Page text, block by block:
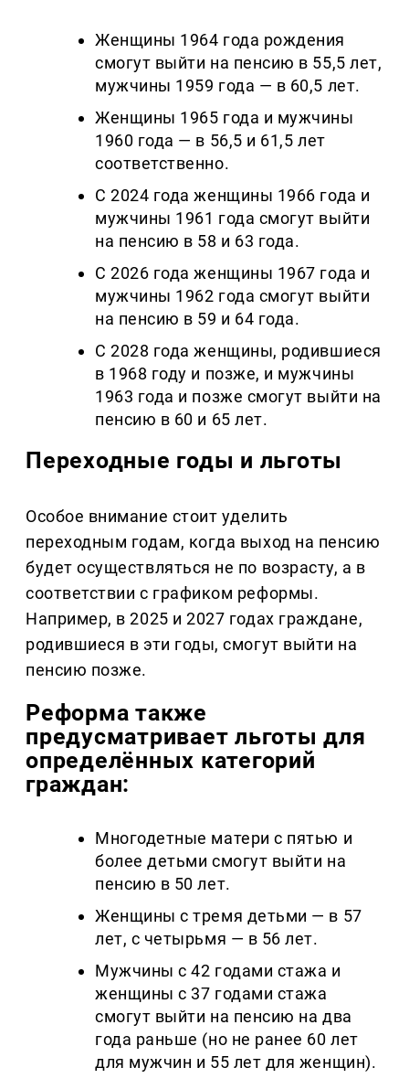
Женщины 1964 года рождения
смогут выйти на пенсию в 55,5 лет,
мужчины 1959 года — в 60,5 лет.
Женщины 1965 года и мужчины
1960 года — в 56,5 и 61,5 лет
соответственно.
С 2024 года женщины 1966 года и
мужчины 1961 года смогут выйти
на пенсию в 58 и 63 года.
С 2026 года женщины 1967 года и
мужчины 1962 года смогут выйти
на пенсию в 59 и 64 года.
С 2028 года женщины, родившиеся
в 1968 году и позже, и мужчины
1963 года и позже смогут выйти на
пенсию в 60 и 65 лет.
Переходные годы и льготы
Особое внимание стоит уделить
переходным годам, когда выход на пенсию
будет осуществляться не по возрасту, а в
соответствии с графиком реформы.
Например, в 2025 и 2027 годах граждане,
родившиеся в эти годы, смогут выйти на
пенсию позже.
Реформа также
предусматривает льготы для
определённых категорий
граждан:
Многодетные матери с пятью и
более детьми смогут выйти на
пенсию в 50 лет.
Женщины с тремя детьми — в 57
лет, с четырьмя — в 56 лет.
Мужчины с 42 годами стажа и
женщины с 37 годами стажа
смогут выйти на пенсию на два
года раньше (но не ранее 60 лет
для мужчин и 55 лет для женщин).